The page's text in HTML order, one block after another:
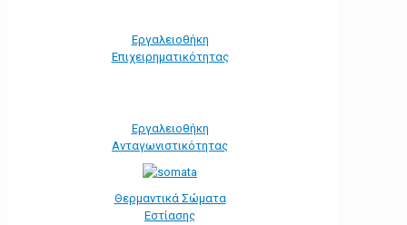
Εργαλειοθήκη
Eπιχειρηματικότητας
Εργαλειοθήκη
Ανταγωνιστικότητας
Θερμαντικά Σώματα
Εστίασης